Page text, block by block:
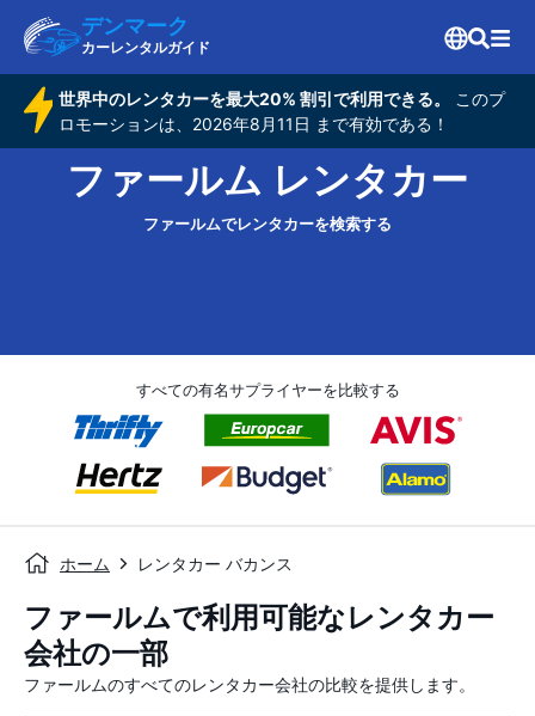
デンマーク
カーレンタルガイド
世界中のレンタカーを最大20% 割引で利用できる。
このプ
ロモーションは、2026年8月11日 まで有効である！
ファールム レンタカー
ファールムでレンタカーを検索する
すべての有名サプライヤーを比較する
ホーム レンタカー バカンス
ファールムで利用可能なレンタカー
会社の一部
ファールムのすべてのレンタカー会社の比較を提供します。